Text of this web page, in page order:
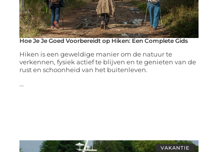
Hoe Je Je Goed Voorbereidt op Hiken: Een Complete Gids
Hiken is een geweldige manier om de natuur te
verkennen, fysiek actief te blijven en te genieten van de
rust en schoonheid van het buitenleven.
...
VAKANTIE